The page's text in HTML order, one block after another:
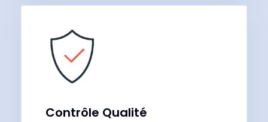
Contrôle Qualité